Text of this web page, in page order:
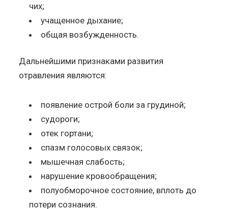
чих;
учащенное дыхание;
общая возбужденность.
Дальнейшими признаками развития
отравления являются:
появление острой боли за грудиной;
судороги;
отек гортани;
спазм голосовых связок;
мышечная слабость;
нарушение кровообращения;
полуобморочное состояние, вплоть до
потери сознания.